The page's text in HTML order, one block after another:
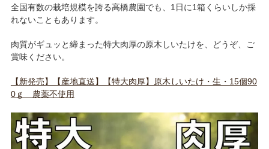
全国有数の栽培規模を誇る高橋農園でも、1日に1箱くらいしか採
れないこともあります。
肉質がギュッと締まった特大肉厚の原木しいたけを、どうぞ、ご
賞味ください。
【新発売】【産地直送】【特大肉厚】原木しいたけ・生・15個90
0ｇ 農薬不使用